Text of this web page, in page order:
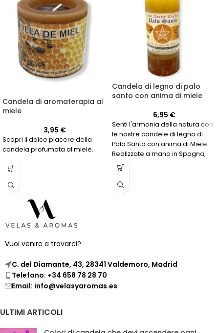
Candela di aromaterapia al
miele
3,95 €
Scopri il dolce piacere della
candela profumata al miele.
Candela di legno di palo
santo con anima di miele
6,95 €
Senti l'armonia della natura con
le nostre candele di legno di
Palo Santo con anima di Miele.
Realizzate a mano in Spagna,
con una durata di 60 ore.
Vuoi venire a trovarci?
C. del Diamante, 43, 28341 Valdemoro, Madrid
Telefono: +34 658 78 28 70
Email: info@velasyaromas.es
ULTIMI ARTICOLI